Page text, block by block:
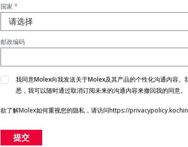
*
国家
邮政编码
我同意Molex向我发送关于Molex及其产品的个性化沟通内容。
悉，我可以随时通过取消订阅未来的沟通内容来撤回我的同意。
欲了解Molex如何重视您的隐私，请访问https://
提交